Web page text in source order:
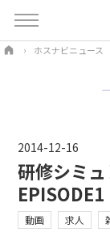
ホスナビニュース
2014-12-16
研修シミ
EPISODE1
動画 求人